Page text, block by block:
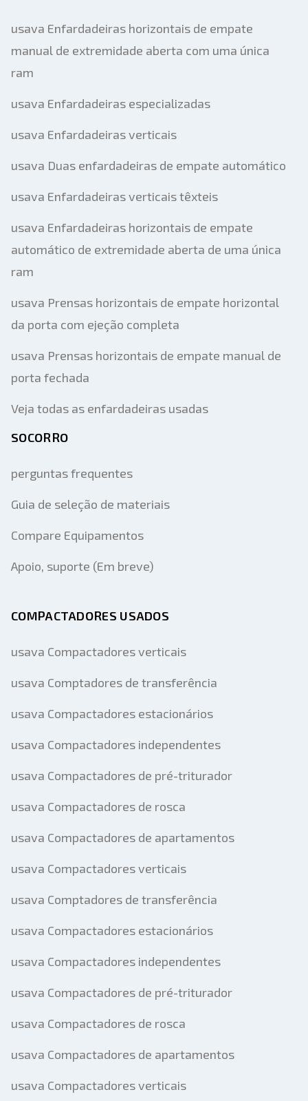
usava Enfardadeiras horizontais de empate
manual de extremidade aberta com uma única
ram
usava Enfardadeiras especializadas
usava Enfardadeiras verticais
usava Duas enfardadeiras de empate automático
usava Enfardadeiras verticais têxteis
usava Enfardadeiras horizontais de empate
automático de extremidade aberta de uma única
ram
usava Prensas horizontais de empate horizontal
da porta com ejeção completa
usava Prensas horizontais de empate manual de
porta fechada
Veja todas as enfardadeiras usadas
SOCORRO
perguntas frequentes
Guia de seleção de materiais
Compare Equipamentos
Apoio, suporte (Em breve)
COMPACTADORES USADOS
usava Compactadores verticais
usava Comptadores de transferência
usava Compactadores estacionários
usava Compactadores independentes
usava Compactadores de pré-triturador
usava Compactadores de rosca
usava Compactadores de apartamentos
usava Compactadores verticais
usava Comptadores de transferência
usava Compactadores estacionários
usava Compactadores independentes
usava Compactadores de pré-triturador
usava Compactadores de rosca
usava Compactadores de apartamentos
usava Compactadores verticais